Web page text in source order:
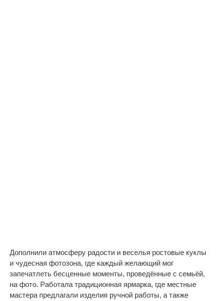
Дополнили атмосферу радости и веселья ростовые куклы
и чудесная фотозона, где каждый желающий мог
запечатлеть бесценные моменты, проведённые с семьёй,
на фото. Работала традиционная ярмарка, где местные
мастера предлагали изделия ручной работы, а также